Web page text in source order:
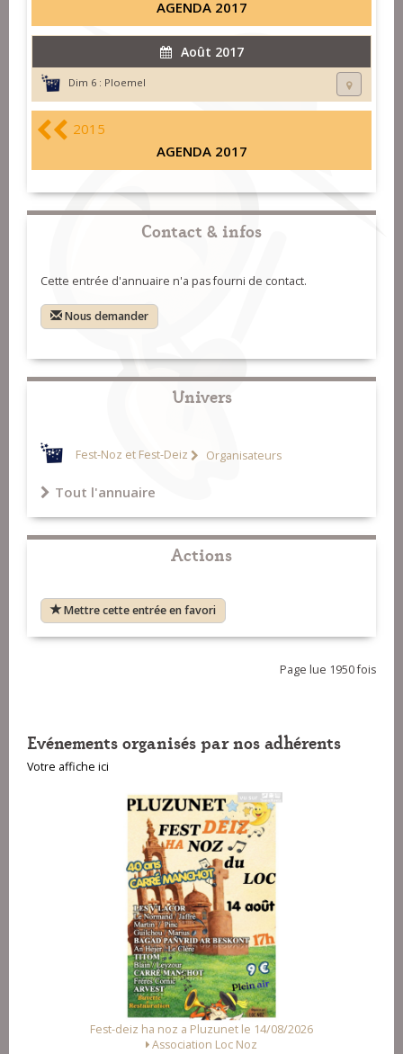
AGENDA 2017
Août 2017
Dim 6 : Ploemel
2015
AGENDA 2017
Contact & infos
Cette entrée d'annuaire n'a pas fourni de contact.
Nous demander
Univers
Fest-Noz et Fest-Deiz Organisateurs
Tout l'annuaire
Actions
Mettre cette entrée en favori
Page lue 1950 fois
Evénements organisés par nos adhérents
Votre affiche ici
Fest-deiz ha noz a Pluzunet le 14/08/2026
Association Loc Noz